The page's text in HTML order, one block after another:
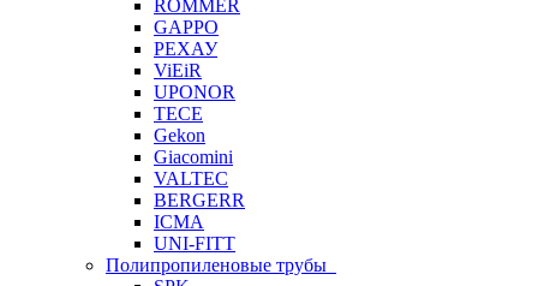
ROMMER
GAPPO
РЕХАУ
ViEiR
UPONOR
TECE
Gekon
Giacomini
VALTEC
BERGERR
ICMA
UNI-FITT
Полипропиленовые трубы